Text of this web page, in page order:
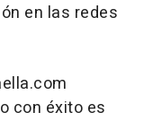
en las redes
con éxito es